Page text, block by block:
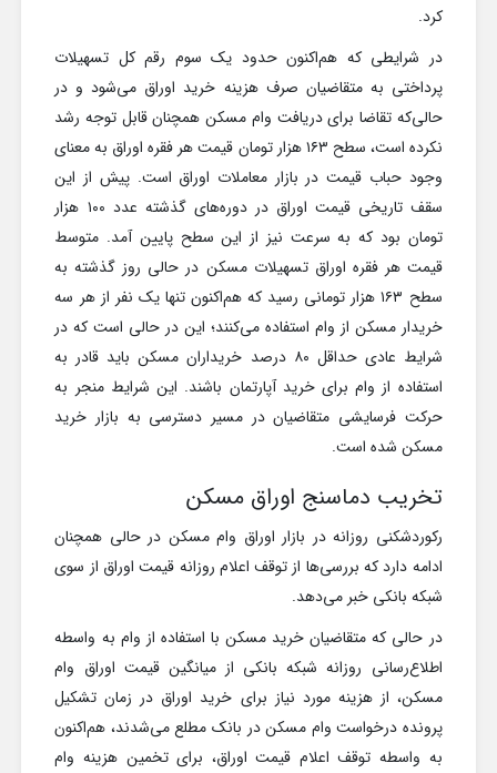
کرد.
در شرایطی که هم‌اکنون حدود یک سوم رقم کل تسهیلات
پرداختی به متقاضیان صرف هزینه خرید اوراق می‌شود و در
حالی‌که تقاضا برای دریافت وام مسکن همچنان قابل توجه رشد
نکرده است، سطح ۱۶۳ هزار تومان قیمت هر فقره اوراق به معنای
وجود حباب قیمت در بازار معاملات اوراق است. پیش از این
سقف تاریخی قیمت اوراق در دوره‌های گذشته عدد ۱۰۰ هزار
تومان بود که به سرعت نیز از این سطح پایین آمد. متوسط
قیمت هر فقره اوراق تسهیلات مسکن در حالی روز گذشته به
سطح ۱۶۳ هزار تومانی رسید که هم‌اکنون تنها یک نفر از هر سه
خریدار مسکن از وام استفاده می‌کنند؛ این در حالی است که در
شرایط عادی حداقل ۸۰ درصد خریداران مسکن باید قادر به
استفاده از وام برای خرید آپارتمان باشند. این شرایط منجر به
حرکت فرسایشی متقاضیان در مسیر دسترسی به بازار خرید
مسکن شده است.
تخریب دماسنج اوراق مسکن
رکوردشکنی روزانه در بازار اوراق وام مسکن در حالی همچنان
ادامه دارد که بررسی‌ها از توقف اعلام روزانه قیمت اوراق از سوی
شبکه بانکی خبر می‌دهد.
در حالی که متقاضیان خرید مسکن با استفاده از وام به واسطه
اطلاع‌رسانی روزانه شبکه بانکی از میانگین قیمت اوراق وام
مسکن، از هزینه مورد نیاز برای خرید اوراق در زمان تشکیل
پرونده درخواست وام مسکن در بانک مطلع می‌شدند، هم‌اکنون
به واسطه توقف اعلام قیمت اوراق، برای تخمین هزینه وام